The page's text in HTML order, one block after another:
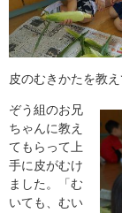
皮のむきかたを教え
ぞう組のお兄
ちゃんに教え
てもらって上
手に皮がむけ
ました。「む
いても、むい